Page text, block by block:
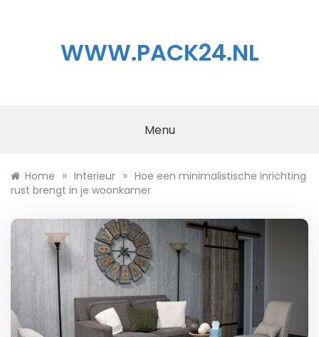
WWW.PACK24.NL
Menu
Home » Interieur » Hoe een minimalistische inrichting
rust brengt in je woonkamer